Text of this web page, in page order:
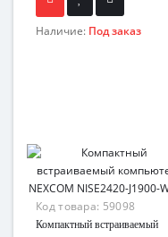
Наличие: Под заказ
Код товара: 59098
Компактный встраиваемый